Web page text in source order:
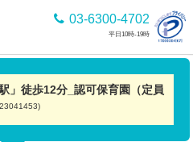
03-6300-4702
平日10時-19時
」徒歩12分_認可保育園（定員